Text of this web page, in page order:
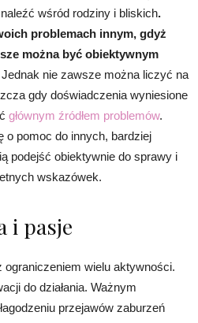
wśród rodziny i bliskich.
problemach innym, gdyż
można być obiektywnym
Jednak nie zawsze można liczyć na
gdy doświadczenia wyniesione
głównym źródłem problemów.
pomoc do innych, bardziej
podejść obiektywnie do sprawy i
wskazówek.
i pasje
ograniczeniem wielu aktywności.
do działania. Ważnym
przejawów zaburzeń